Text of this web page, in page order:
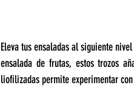
Eleva tus ensaladas al siguiente
ensalada de frutas, estos trozos
liofilizadas permite experimentar